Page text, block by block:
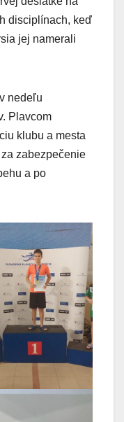
disciplínach, keď
jej namerali
nedeľu
Plavcom
klubu a mesta
zabezpečenie
a po